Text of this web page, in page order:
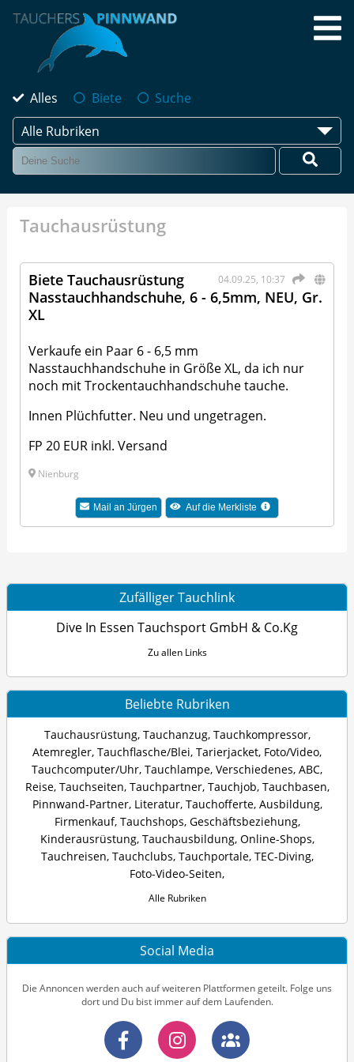
Alles Biete
Suche
Alle Rubriken
Tauchausrüstung
04.09.25, 10:37
Biete Tauchausrüstung
Nasstauchhandschuhe, 6 - 6,5mm, NEU, Gr.
XL
Verkaufe ein Paar 6 - 6,5 mm
Nasstauchhandschuhe in Größe XL, da ich nur
noch mit Trockentauchhandschuhe tauche.
Innen Plüchfutter. Neu und ungetragen.
FP 20 EUR inkl. Versand
Nienburg
Mail an Jürgen Auf die Merkliste
Zufälliger Tauchlink
Dive In Essen Tauchsport GmbH & Co.Kg
Zu allen Links
Beliebte Rubriken
Tauchausrüstung, Tauchanzug, Tauchkompressor,
Atemregler, Tauchflasche/Blei, Tarierjacket, Foto/Video,
Tauchcomputer/Uhr, Tauchlampe, Verschiedenes, ABC,
Reise, Tauchseiten, Tauchpartner, Tauchjob, Tauchbasen,
Pinnwand-Partner, Literatur, Tauchofferte, Ausbildung,
Firmenkauf, Tauchshops, Geschäftsbeziehung,
Kinderausrüstung, Tauchausbildung, Online-Shops,
Tauchreisen, Tauchclubs, Tauchportale, TEC-Diving,
Foto-Video-Seiten,
Alle Rubriken
Social Media
Die Annoncen werden auch auf weiteren Plattformen geteilt. Folge uns
dort und Du bist immer auf dem Laufenden.